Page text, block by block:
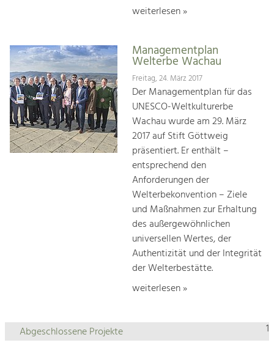
weiterlesen »
Managementplan
Welterbe Wachau
Freitag, 24. März 2017
Der Managementplan für das
UNESCO-Weltkulturerbe
Wachau wurde am 29. März
2017 auf Stift Göttweig
präsentiert. Er enthält –
entsprechend den
Anforderungen der
Welterbekonvention – Ziele
und Maßnahmen zur Erhaltung
des außergewöhnlichen
universellen Wertes, der
Authentizität und der Integrität
der Welterbestätte.
weiterlesen »
1
Abgeschlossene Projekte